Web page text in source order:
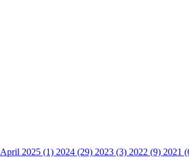
April 2025 (1) 2024 (29) 2023 (3) 2022 (9) 2021